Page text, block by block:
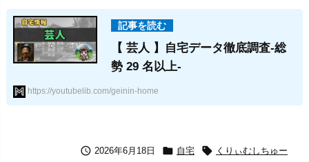
【 芸人 】自宅データ徹底調査-総
勢 29 名以上-
https://youtubelib.com/geinin-home
 2026年6月18日  自宅  くりぃむしちゅー